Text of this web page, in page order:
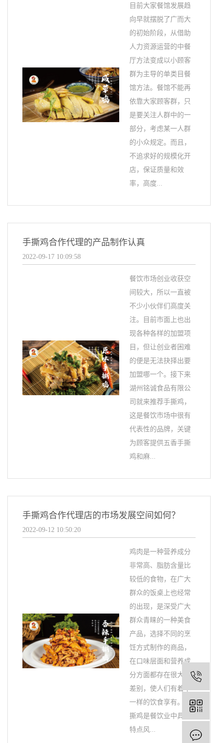
目前大家餐馆发展趋
向早就摆脱了广而大
的初始阶段，从借助
人力资源运营的中餐
厅方法变成以小顾客
群为主导的单类目餐
馆方法。餐馆不能再
依靠大家顾客群，只
是要关注人群中的一
部分，考虑某一人群
的小众规定。而且，
不追求好的规模化开
店，保证质量和效
率，高度...
手撕鸡合作代理的产品制作认真
2022-09-17 10:09:58
餐饮市场创业收获空
间较大，所以一直被
不少小伙伴们高度关
注。目前市面上也出
现各种各样的加盟项
目，但让创业者困难
的便是无法抉择出要
加盟哪一个。接下来
湖州铭诚食品有限公
司就来推荐手撕鸡，
这是餐饮市场中很有
代表性的品牌，关键
为顾客提供五香手撕
鸡和麻...
手撕鸡合作代理店的市场发展空间如何？
2022-09-12 10:50:20
鸡肉是一种营养成分
非常高、脂肪含量比
较低的食物，在广大
群众的饭桌上也经常
的出现，是深受广大
群众青睐的一种美食
产品，选择不同的烹
饪方式制作的商品，
在口味层面和营养成
分方面都存在很大的
差别，使人们有着不
一样的饮食享有。手
撕鸡是餐饮业中具有
特点风...